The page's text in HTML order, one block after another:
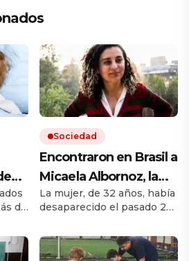
a
de
Sociedad
Encontraron en Brasil a
Micaela Albornoz, la
rosarina buscada
desde hace más de un
mes
La mujer, de 32 años, había
desaparecido el pasado 24
motivó una recompensa
millonaria para obtener